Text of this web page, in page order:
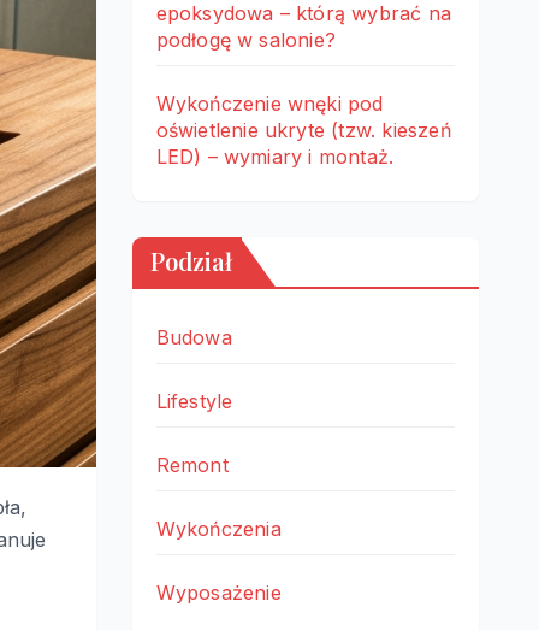
epoksydowa – którą wybrać na
podłogę w salonie?
Wykończenie wnęki pod
oświetlenie ukryte (tzw. kieszeń
LED) – wymiary i montaż.
Podział
Budowa
Lifestyle
Remont
Wykończenia
Wyposażenie